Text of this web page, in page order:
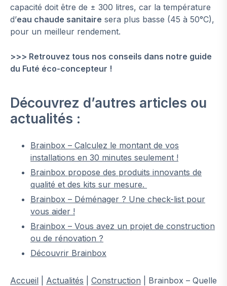
capacité doit être de ± 300 litres, car la température
d’eau chaude sanitaire sera plus basse (45 à 50°C),
pour un meilleur rendement.
>>> Retrouvez tous nos conseils dans notre guide
du Futé éco-concepteur !
Découvrez d’autres articles ou
actualités :
Brainbox – Calculez le montant de vos
installations en 30 minutes seulement !
Brainbox propose des produits innovants de
qualité et des kits sur mesure.
Brainbox – Déménager ? Une check-list pour
vous aider !
Brainbox – Vous avez un projet de construction
ou de rénovation ?
Découvrir Brainbox
Accueil Actualités Construction
Brainbox – Quelle